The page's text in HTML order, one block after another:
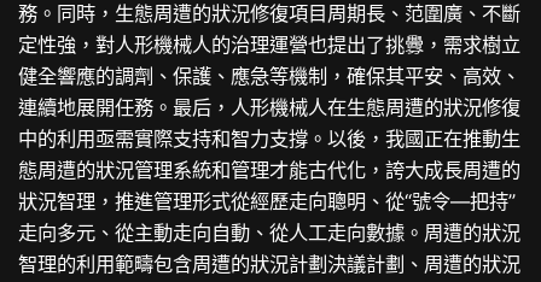
務。同時，生態周遭的狀況修復項目周期長、范圍廣、不斷
定性強，對人形機械人的治理運營也提出了挑釁，需求樹立
健全響應的調劑、保護、應急等機制，確保其平安、高效、
連續地展開任務。最后，人形機械人在生態周遭的狀況修復
中的利用亟需實際支持和智力支撐。以後，我國正在推動生
態周遭的狀況管理系統和管理才能古代化，誇大成長周遭的
狀況智理，推進管理形式從經歷走向聰明、從“號令—把持”
走向多元、從主動走向自動、從人工走向數據。周遭的狀況
智理的利用範疇包含周遭的狀況計劃決議計劃、周遭的狀況